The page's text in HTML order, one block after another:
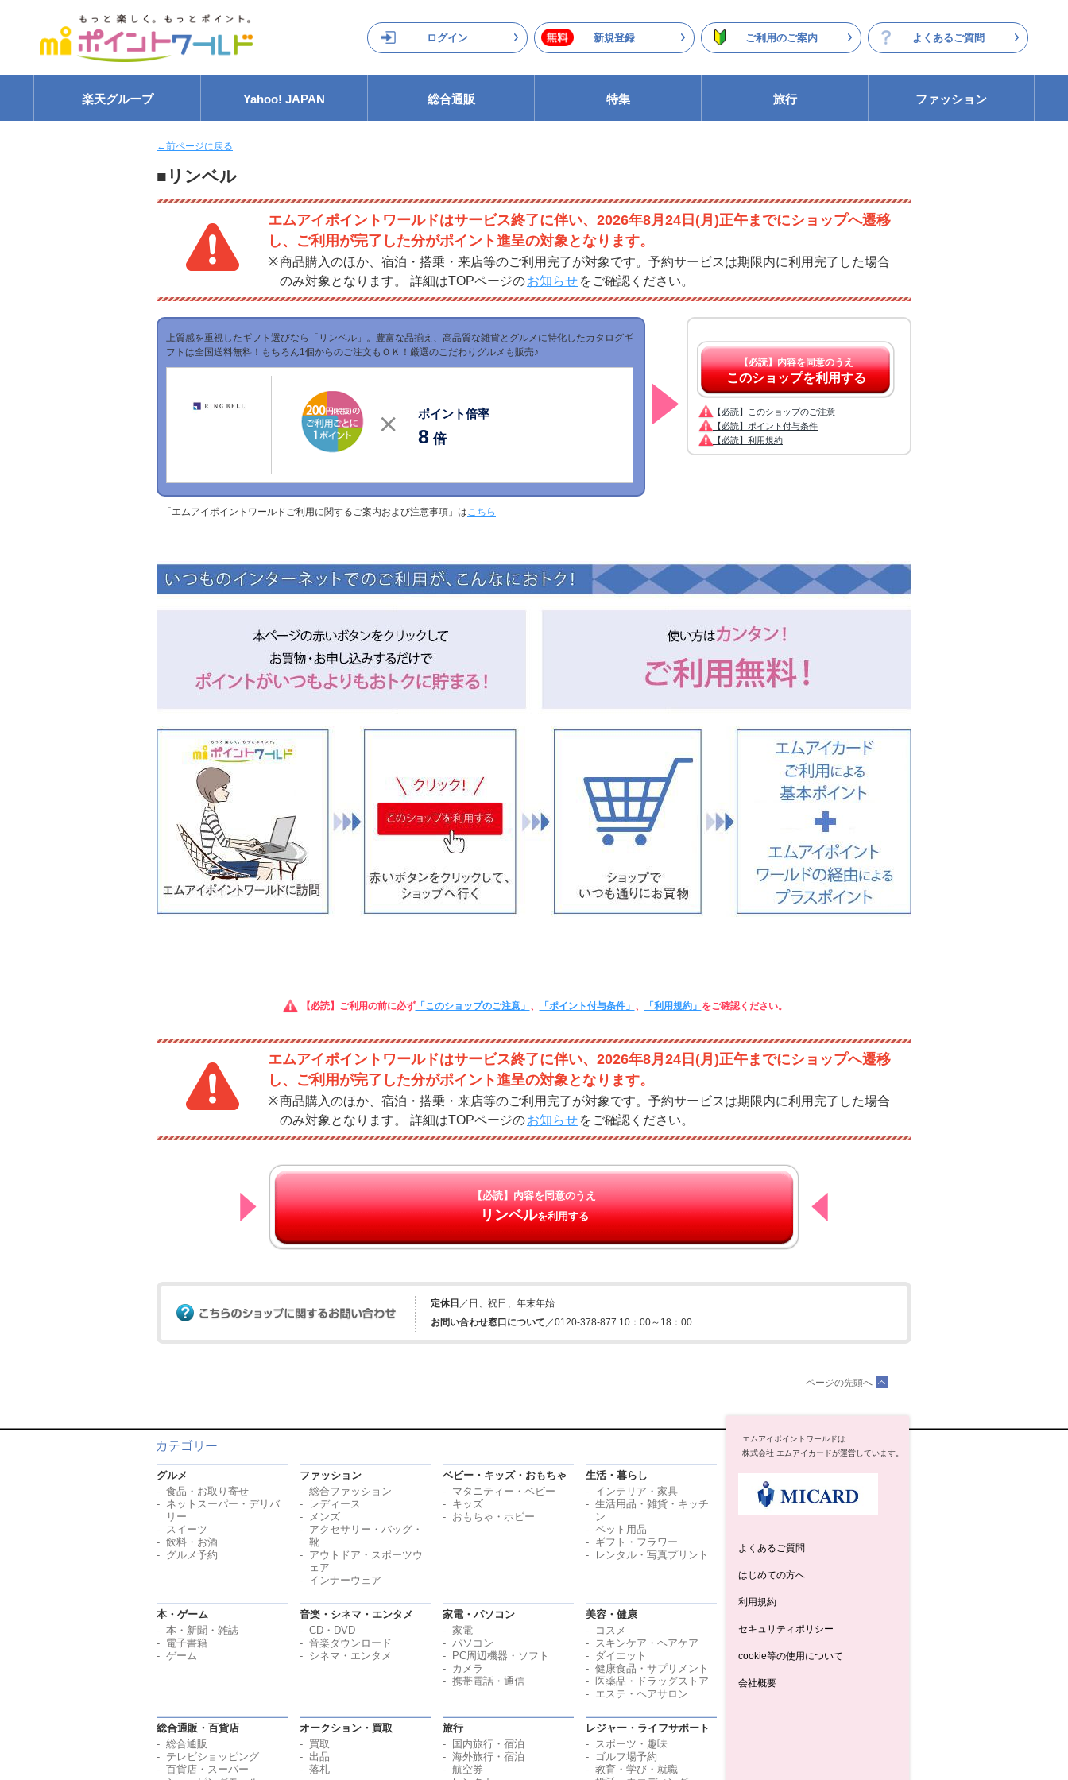
ログイン 新規登録 ご利用のご案内 よくあるご質問
楽天グループ Yahoo! JAPAN 総合通販 特集 旅行 ファッション
←前ページに戻る
■リンベル
エムアイポイントワールドはサービス終了に伴い、2026年8月24日(月)正午までにショップへ遷移
し、ご利用が完了した分がポイント進呈の対象となります。
商品購入のほか、宿泊・搭乗・来店等のご利用完了が対象です。予約サービスは期限内に利用完了した場合
のみ対象となります。 詳細はTOPページのお知らせ をご確認ください。
上質感を重視したギフト選びなら「リンベル」。豊富な品揃え、高品質な雑貨とグルメに特化したカタログギ
フトは全国送料無料！もちろん1個からのご注文もＯＫ！厳選のこだわりグルメも販売♪
ポイント倍率
8 倍
【必読】内容を同意のうえ
このショップを利用する
【必読】このショップのご注意
【必読】ポイント付与条件
【必読】利用規約
「エムアイポイントワールドご利用に関するご案内および注意事項」は こちら
【必読】ご利用の前に必ず「このショップのご注意」 、 「ポイント付与条件」 、 「利用規約」 をご確認ください。
エムアイポイントワールドはサービス終了に伴い、2026年8月24日(月)正午までにショップへ遷移
し、ご利用が完了した分がポイント進呈の対象となります。
商品購入のほか、宿泊・搭乗・来店等のご利用完了が対象です。予約サービスは期限内に利用完了した場合
のみ対象となります。 詳細はTOPページのお知らせ をご確認ください。
【必読】内容を同意のうえ
リンベルを利用する
定休日 ／日、祝日、年末年始
お問い合わせ窓口について ／0120-378-877 10：00～18：00
ページの先頭へ
グルメ
食品・お取り寄せ
ネットスーパー・デリバ
リー
スイーツ
飲料・お酒
グルメ予約
ファッション
総合ファッション
レディース
メンズ
アクセサリー・バッグ・
靴
アウトドア・スポーツウ
ェア
インナーウェア
ベビー・キッズ・おもちゃ
マタニティー・ベビー
キッズ
おもちゃ・ホビー
生活・暮らし
インテリア・家具
生活用品・雑貨・キッチ
ン
ペット用品
ギフト・フラワー
レンタル・写真プリント
本・ゲーム
本・新聞・雑誌
電子書籍
ゲーム
音楽・シネマ・エンタメ
CD・DVD
音楽ダウンロード
シネマ・エンタメ
家電・パソコン
家電
パソコン
PC周辺機器・ソフト
カメラ
携帯電話・通信
美容・健康
コスメ
スキンケア・ヘアケア
ダイエット
健康食品・サプリメント
医薬品・ドラッグストア
エステ・ヘアサロン
総合通販・百貨店
総合通販
テレビショッピング
百貨店・スーパー
オークション・買取
買取
出品
落札
旅行
国内旅行・宿泊
海外旅行・宿泊
航空券
レジャー・ライフサポート
スポーツ・趣味
ゴルフ場予約
教育・学び・就職
エムアイポイントワールドは
株式会社 エムアイカードが運営しています。
よくあるご質問
はじめての方へ
利用規約
セキュリティポリシー
cookie等の使用について
会社概要